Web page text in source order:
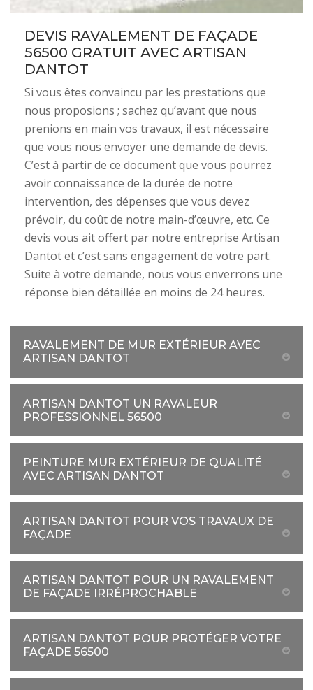
DEVIS RAVALEMENT DE FAÇADE
56500 GRATUIT AVEC ARTISAN
DANTOT
Si vous êtes convaincu par les prestations que
nous proposions ; sachez qu’avant que nous
prenions en main vos travaux, il est nécessaire
que vous nous envoyer une demande de devis.
C’est à partir de ce document que vous pourrez
avoir connaissance de la durée de notre
intervention, des dépenses que vous devez
prévoir, du coût de notre main-d’œuvre, etc. Ce
devis vous ait offert par notre entreprise Artisan
Dantot et c’est sans engagement de votre part.
Suite à votre demande, nous vous enverrons une
réponse bien détaillée en moins de 24 heures.
RAVALEMENT DE MUR EXTÉRIEUR AVEC
ARTISAN DANTOT
ARTISAN DANTOT UN RAVALEUR
PROFESSIONNEL 56500
PEINTURE MUR EXTÉRIEUR DE QUALITÉ
AVEC ARTISAN DANTOT
ARTISAN DANTOT POUR VOS TRAVAUX DE
FAÇADE
ARTISAN DANTOT POUR UN RAVALEMENT
DE FAÇADE IRRÉPROCHABLE
ARTISAN DANTOT POUR PROTÉGER VOTRE
FAÇADE 56500